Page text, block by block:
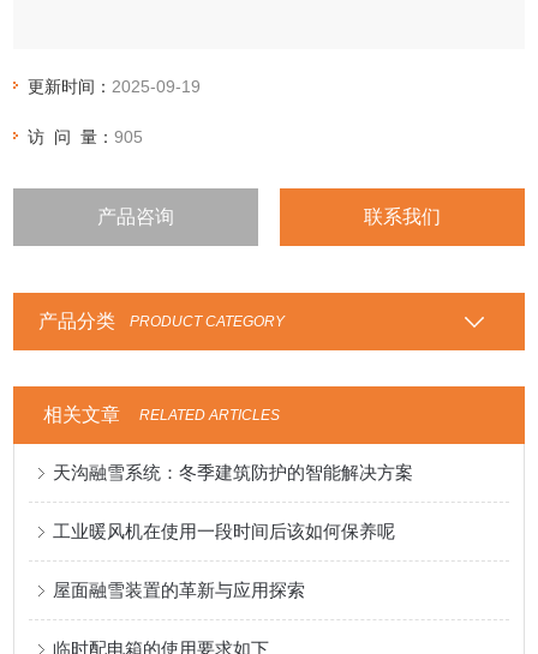
更新时间： 2025-09-19
访 问 量：905
产品咨询 联系我们
产品分类 PRODUCT CATEGORY
相关文章 RELATED ARTICLES
天沟融雪系统：冬季建筑防护的智能解决方案
工业暖风机在使用一段时间后该如何保养呢
屋面融雪装置的革新与应用探索
临时配电箱的使用要求如下